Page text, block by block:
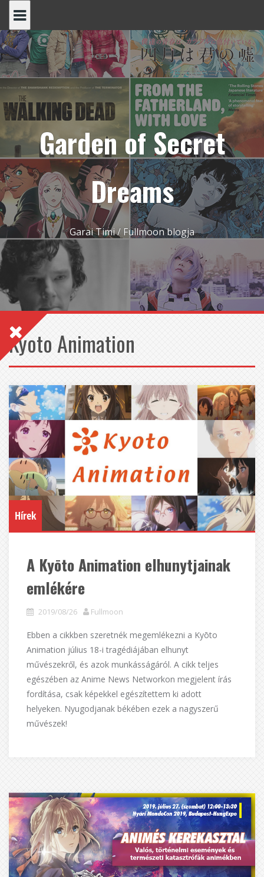
content
Garden of Secret
Dreams
Garai Timi / Fullmoon blogja
Kyoto Animation
Hírek
A Kyōto Animation elhunytjainak
emlékére
2019/08/26 Fullmoon
Ebben a cikkben szeretnék megemlékezni a Kyōto
Animation július 18-i tragédiájában elhunyt
művészekről, és azok munkásságáról. A cikk teljes
egészében az Anime News Networkon megjelent írás
fordítása, csak képekkel egészítettem ki adott
helyeken. Nyugodjanak békében ezek a nagyszerű
művészek!